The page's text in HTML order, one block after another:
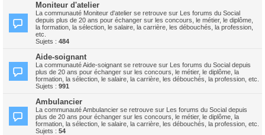
Moniteur d'atelier
La communauté Moniteur d'atelier se retrouve sur Les forums du Social
depuis plus de 20 ans pour échanger sur les concours, le métier, le diplôme,
la formation, la sélection, le salaire, la carrière, les débouchés, la profession,
etc.
Sujets : 484
Aide-soignant
La communauté Aide-soignant se retrouve sur Les forums du Social depuis
plus de 20 ans pour échanger sur les concours, le métier, le diplôme, la
formation, la sélection, le salaire, la carrière, les débouchés, la profession, etc.
Sujets : 991
Ambulancier
La communauté Ambulancier se retrouve sur Les forums du Social depuis
plus de 20 ans pour échanger sur les concours, le métier, le diplôme, la
formation, la sélection, le salaire, la carrière, les débouchés, la profession, etc.
Sujets : 54